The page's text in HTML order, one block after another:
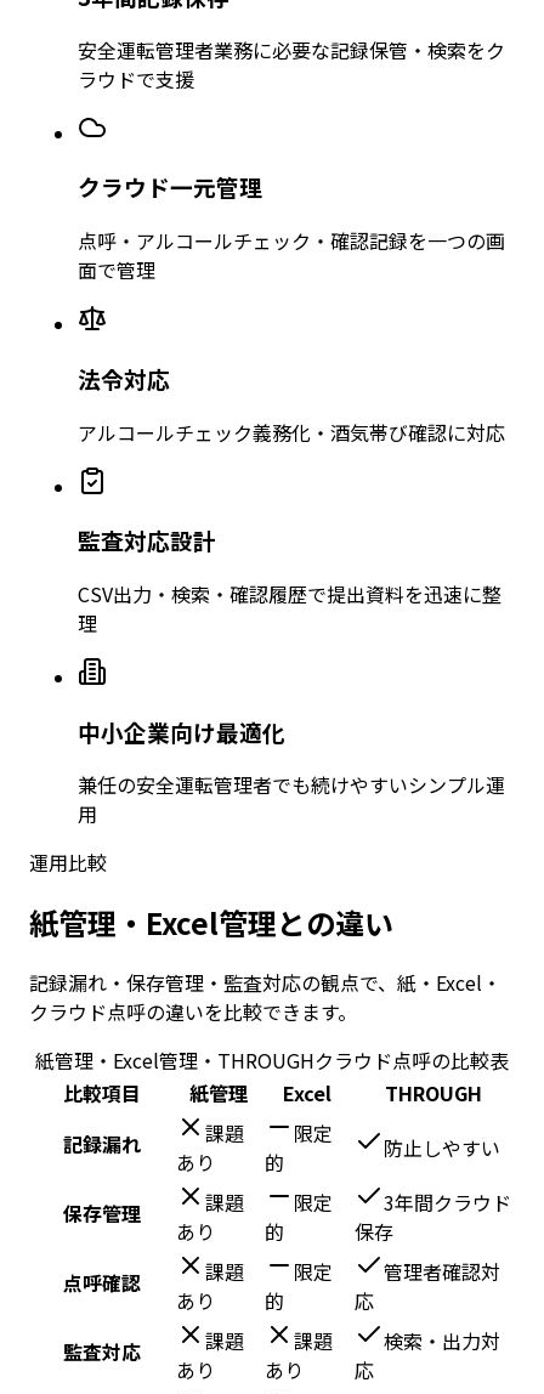
安全運転管理者業務に必要な記録保管・検索をク
ラウドで支援
クラウド一元管理
点呼・アルコールチェック・確認記録を一つの画
面で管理
法令対応
アルコールチェック義務化・酒気帯び確認に対応
監査対応設計
CSV出力・検索・確認履歴で提出資料を迅速に整
理
中小企業向け最適化
兼任の安全運転管理者でも続けやすいシンプル運
用
運用比較
紙管理・Excel管理との違い
記録漏れ・保存管理・監査対応の観点で、紙・Excel・
クラウド点呼の違いを比較できます。
紙管理・Excel管理・THROUGHクラウド点呼の比較表
比較項目
紙管理 Excel
THROUGH
記録漏れ
課題
あり
限定
的
防止しやすい
保存管理
課題
あり
限定
的
3年間クラウド
保存
点呼確認
課題
あり
限定
的
管理者確認対
応
監査対応
課題
あり
課題
あり
検索・出力対
応